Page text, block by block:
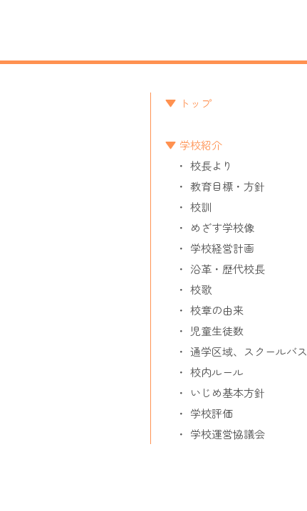
トップ
学校紹介
校長より
教育目標・方針
校訓
めざす学校像
学校経営計画
沿革・歴代校長
校歌
校章の由来
児童生徒数
通学区域、スクールバス
校内ルール
いじめ基本方針
学校評価
学校運営協議会